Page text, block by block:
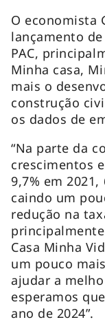
O economista
lançamento
PAC,
Minha casa,
mais o
construção
os dados de
“Na parte da
crescimentos
9,7% em 2021,
caindo um
redução na
Casa Minha
um pouco
ajudar a
esperamos
ano de 2024”.